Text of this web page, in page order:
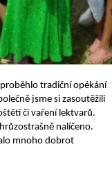
proběhlo tradiční opékání
jsme si zasoutěžili
či vaření lektvarů.
nalíčeno.
mnoho dobrot